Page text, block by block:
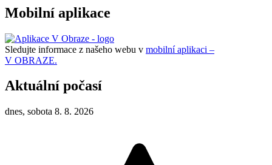
Mobilní aplikace
Sledujte informace z našeho webu v mobilní aplikaci –
V OBRAZE.
Aktuální počasí
dnes, sobota 8. 8. 2026